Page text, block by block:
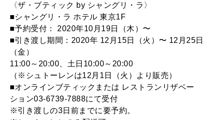
〈ザ・ブティック by シャングリ・ラ〉
■シャングリ・ラ ホテル 東京1F
■予約受付： 2020年10月19日（木）〜
■引き渡し期間：2020年 12月15日（火）〜 12月25日
（金）
11:00～20:00、土日10:00～20:00
（※シュトーレンは12月1日（火）より販売）
■オンラインブティックまたは レストランリザベー
ション03-6739-7888にて受付
※引き渡しの3日前までに要予約。